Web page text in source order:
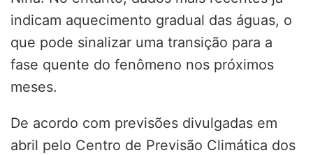
indicam aquecimento gradual das águas, o
que pode sinalizar uma transição para a
fase quente do fenômeno nos próximos
meses.
De acordo com previsões divulgadas em
abril pelo Centro de Previsão Climática dos